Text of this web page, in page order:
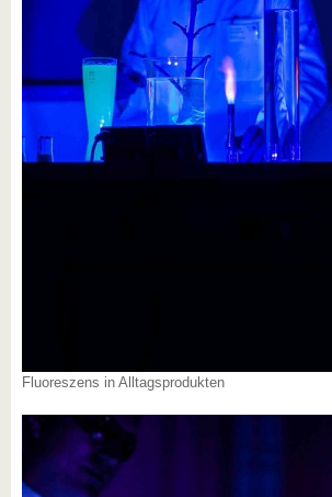
Fluoreszens in Alltagsprodukten